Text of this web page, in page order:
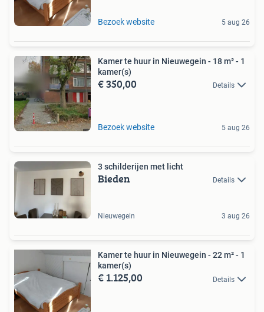
Bezoek website 5 aug 26
Kamer te huur in Nieuwegein - 18 m² - 1
kamer(s)
€ 350,00 Details
Bezoek website 5 aug 26
3 schilderijen met licht
Bieden Details
Nieuwegein 3 aug 26
Kamer te huur in Nieuwegein - 22 m² - 1
kamer(s)
€ 1.125,00 Details